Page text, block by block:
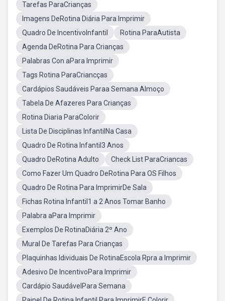
Tarefas ParaCrianças
Imagens DeRotina Diária Para Imprimir
Quadro De IncentivoInfantil
Rotina ParaAutista
Agenda DeRotina Para Crianças
Palabras Con aPara Imprimir
Tags Rotina ParaCriancças
Cardápios Saudáveis Paraa Semana Almoço
Tabela De Afazeres Para Crianças
Rotina Diaria ParaColorir
Lista De Disciplinas InfantilNa Casa
Quadro De Rotina Infantil3 Anos
Quadro DeRotina Adulto
Check List ParaCriancas
Como Fazer Um Quadro DeRotina Para OS Filhos
Quadro De Rotina Para ImprimirDe Sala
Fichas Rotina Infantil1 a 2 Anos Tomar Banho
Palabra aPara Imprimir
Exemplos De RotinaDiária 2º Ano
Mural De Tarefas Para Crianças
Plaquinhas Idividuais De RotinaEscola Rpra a Imprimir
Adesivo De IncentivoPara Imprimir
Cardápio SaudávelPara Semana